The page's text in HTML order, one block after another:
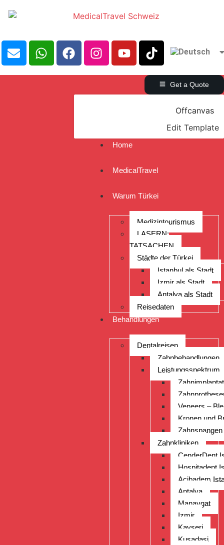
Get a Quote
Offcanvas
Edit Template
Home
MedicalTravel
Warum Türkei
Medizintourismus
LASERN:
TATSACHEN
Städte der Türkei
Istanbul als Stadt
Izmir als Stadt
Antalya als Stadt
Reisedaten
Behandlungen
Dentalreisen
Zahnbehandlungen
Leistungsspektrum
Veneers –
Kronen und
Zahnspangen
Zahnkliniken
CenderDent
Hospitadent
Acibadem
Antalya
Manavgat
Izmir
Kayseri
Kusadasi